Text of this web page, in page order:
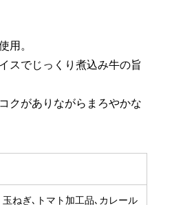
用。
スでじっくり煮込み牛の旨
クがありながらまろやかな
ねぎ､トマト加工品､カレール